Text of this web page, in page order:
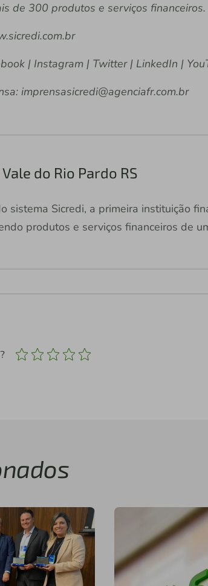
de 300 produtos e serviços financeiros.
| Instagram | Twitter | LinkedIn |
imprensasicredi@agenciafr.com.br
do Rio Pardo RS
sistema Sicredi, a primeira instituição
produtos e serviços financeiros de